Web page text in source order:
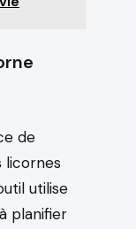
de
licornes
utilise
planifier